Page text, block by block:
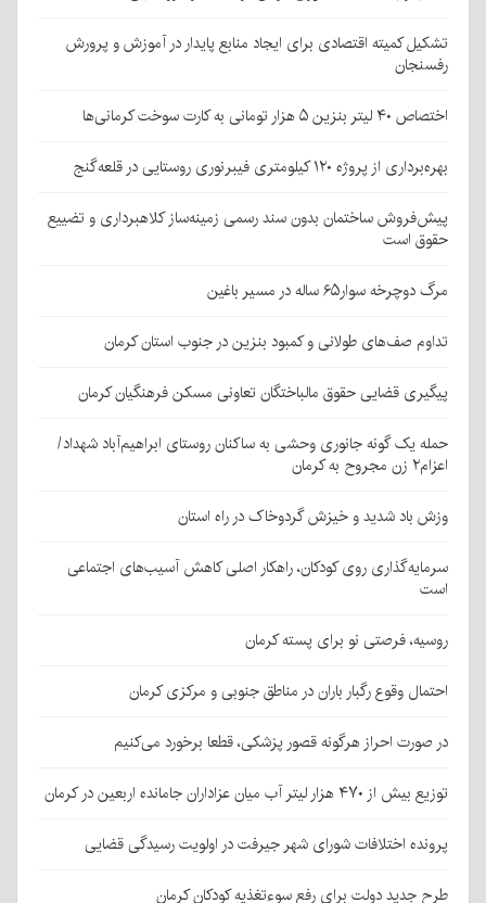
تشکیل کمیته اقتصادی برای ایجاد منابع پایدار در آموزش و پرورش
رفسنجان
اختصاص ۴۰ لیتر بنزین ۵ هزار تومانی به کارت سوخت کرمانی‌ها
بهره‌برداری از پروژه ۱۲۰ کیلومتری فیبرنوری روستایی در قلعه‌گنج
پیش‌فروش ساختمان بدون سند رسمی زمینه‌ساز کلاهبرداری و تضییع
حقوق است
مرگ دوچرخه سوار۶۵ ساله در مسیر باغین
تداوم صف‌های طولانی و کمبود بنزین در جنوب استان کرمان
پیگیری قضایی حقوق مالباختگان تعاونی مسکن فرهنگیان کرمان
حمله یک گونه جانوری وحشی به ساکنان روستای ابراهیم‌آباد شهداد/
اعزام۲ زن مجروح به کرمان
وزش باد شدید و خیزش گردوخاک در راه استان
سرمایه‌گذاری روی کودکان، راهکار اصلی کاهش آسیب‌های اجتماعی
است
روسیه، فرصتی نو برای پسته کرمان
احتمال وقوع رگبار باران در مناطق جنوبی و مرکزی کرمان
در صورت احراز هرگونه قصور پزشکی، قطعا برخورد می‌کنیم
توزیع بیش از ۴۷۰ هزار لیتر آب میان عزاداران جامانده اربعین در کرمان
پرونده اختلافات شورای شهر جیرفت در اولویت رسیدگی قضایی
طرح جدید دولت برای رفع سوءتغذیه کودکان کرمان